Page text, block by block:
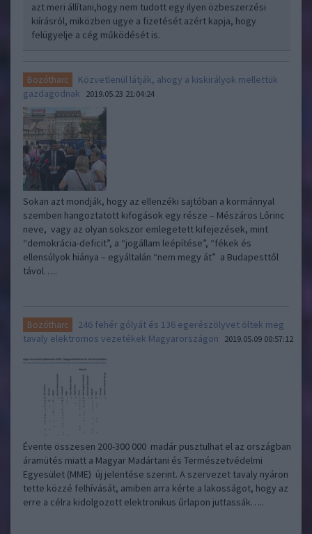
azt meri állítani,hogy nem tudott egy ilyen özbeszerzési
kiírásról, miközben ugye a fizetését azért kapja, hogy
felügyelje a cég működését is.
Bozótharc
Közvetlenül látják, ahogy a kiskirályok mellettük
gazdagodnak
2019.05.23 21:04:24
Sokan azt mondják, hogy az ellenzéki sajtóban a kormánnyal
szemben hangoztatott kifogások egy része – Mészáros Lőrinc
neve, vagy az olyan sokszor emlegetett kifejezések, mint
“demokrácia-deficit”, a “jogállam leépítése”, “fékek és
ellensúlyok hiánya – egyáltalán “nem megy át” a Budapesttől
távol…..
Bozótharc
246 fehér gólyát és 136 egerészölyvet öltek meg
tavaly elektromos vezetékek Magyarországon
2019.05.09 00:57:12
Évente összesen 200-300 000 madár pusztulhat el az országban
áramütés miatt a Magyar Madártani és Természetvédelmi
Egyesület (MME) új jelentése szerint. A szervezet tavaly nyáron
tette közzé felhívását, amiben arra kérte a lakosságot, hogy az
erre a célra kidolgozott elektronikus űrlapon juttassák…..